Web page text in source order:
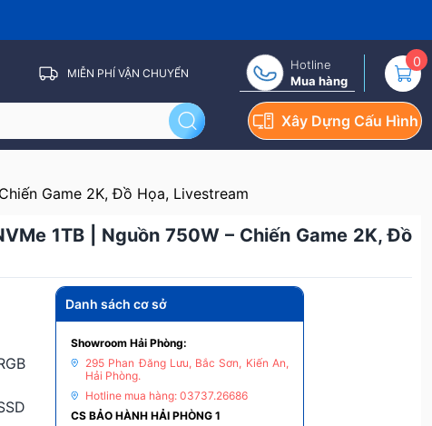
MIỄN PHÍ VẬN CHUYỂN
Hotline
Mua hàng
0
Xây Dựng Cấu Hình
Game 2K, Đồ Họa, Livestream
1TB | Nguồn 750W – Chiến Game 2K, Đồ
Danh sách cơ sở
Showroom Hải Phòng:
295 Phan Đăng Lưu, Bắc Sơn, Kiến An,
Hải Phòng.
Hotline mua hàng: 03737.26686
CS BẢO HÀNH HẢI PHÒNG 1